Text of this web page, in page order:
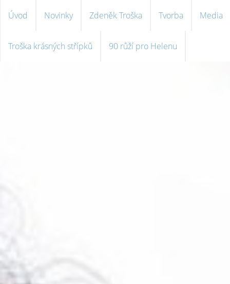
Úvod Novinky Zdeněk Troška Tvorba Media
Troška krásných střípků 90 růží pro Helenu